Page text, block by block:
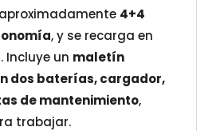
4+4
, y se recarga en
. Incluye un maletín
dos baterías, cargador,
de mantenimiento,
trabajar.